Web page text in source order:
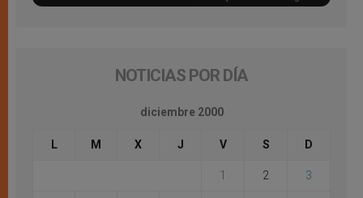
NOTICIAS POR DÍA
diciembre 2000
L M X J V S D
1 2 3